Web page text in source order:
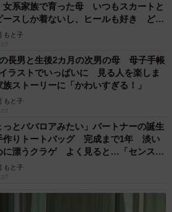
系家族で育った母 いつもスカートと
ースしか着ないし、ヒールも好き どの
…
もと子
長男と生後2カ月の次男の母 母子手帳
ラストでいっぱいに 見る人を楽しま
族ストーリーに「かわいすぎる！」
もと子
っとババロアみたい」パートナーの誕生
作りトートバッグ 完成まで1年 淡い
に漂うクラゲ よく見ると…「センスす
もと子